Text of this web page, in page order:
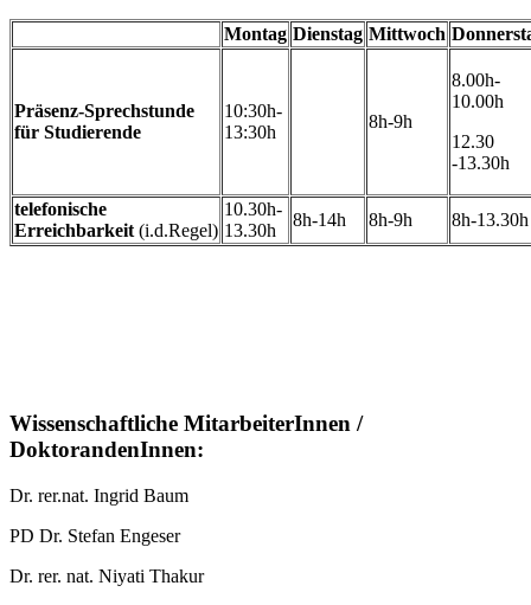
Montag Dienstag Mittwoch
Präsenz-Sprechstunde
für Studierende
10:30h-
13:30h
8h-9h
8.00h-
10.00h
12.30
-13.30h
telefonische
Erreichbarkeit (i.d.Regel)
10.30h-
13.30h
8h-14h 8h-9h 8h-13.30h
Wissenschaftliche MitarbeiterInnen /
DoktorandenInnen:
Dr. rer.nat. Ingrid Baum
PD Dr. Stefan Engeser
Dr. rer. nat. Niyati Thakur